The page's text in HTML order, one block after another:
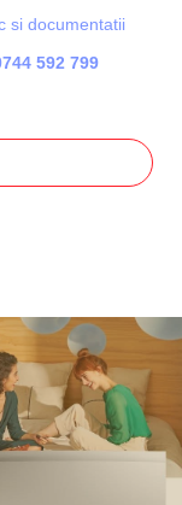
si documentatii
592 799